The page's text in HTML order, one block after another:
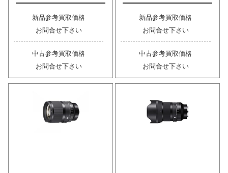
新品参考買取価格
お問合せ下さい
中古参考買取価格
お問合せ下さい
新品参考買取価格
お問合せ下さい
中古参考買取価格
お問合せ下さい